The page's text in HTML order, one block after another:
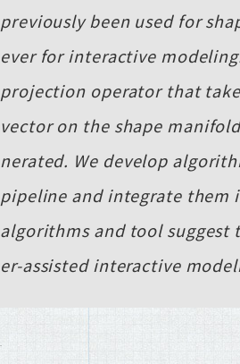
previously been used for
ever for interactive
projection operator that
vector on the shape
nerated. We develop
pipeline and integrate them
algorithms and tool suggest
er-assisted interactive